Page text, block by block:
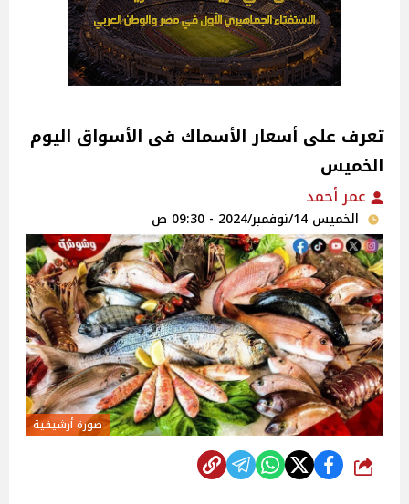
تعرف على أسعار الأسماك فى الأسواق اليوم
الخميس
عمر أحمد
الخميس 14/نوفمبر/2024 - 09:30 ص
صورة أرشيفية
شارك